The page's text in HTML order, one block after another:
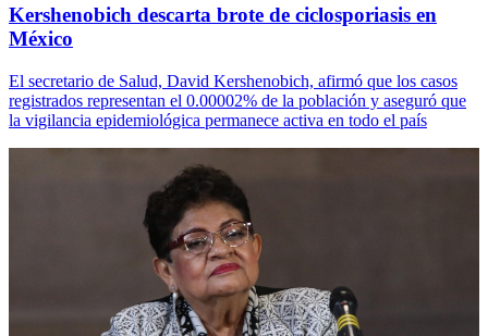
Kershenobich descarta brote de ciclosporiasis en
México
El secretario de Salud, David Kershenobich, afirmó que los casos
registrados representan el 0.00002% de la población y aseguró que
la vigilancia epidemiológica permanece activa en todo el país